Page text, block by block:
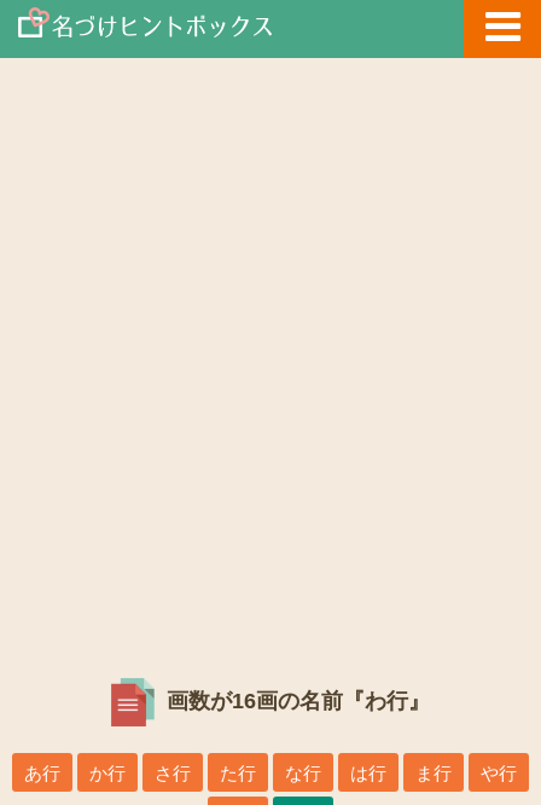
画数が16画の名前『わ行』
あ行 か行 さ行 た行 な行 は行 ま行 や行